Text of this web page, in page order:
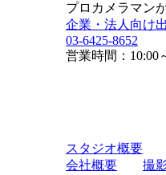
プロカメラマン
企業・法人向け
03-6425-8652
営業時間：10:00
スタジオ概要
会社概要
撮